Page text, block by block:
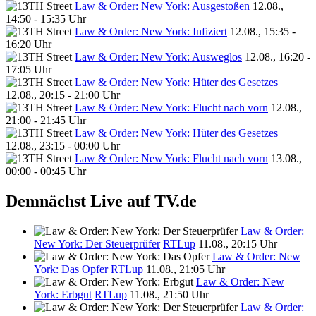
Law & Order: New York: Ausgestoßen 12.08.,
14:50 - 15:35 Uhr
Law & Order: New York: Infiziert 12.08., 15:35 -
16:20 Uhr
Law & Order: New York: Ausweglos 12.08., 16:20 -
17:05 Uhr
Law & Order: New York: Hüter des Gesetzes
12.08., 20:15 - 21:00 Uhr
Law & Order: New York: Flucht nach vorn 12.08.,
21:00 - 21:45 Uhr
Law & Order: New York: Hüter des Gesetzes
12.08., 23:15 - 00:00 Uhr
Law & Order: New York: Flucht nach vorn 13.08.,
00:00 - 00:45 Uhr
Demnächst Live auf TV.de
Law & Order:
New York: Der Steuerprüfer RTLup 11.08., 20:15 Uhr
Law & Order: New
York: Das Opfer RTLup 11.08., 21:05 Uhr
Law & Order: New
York: Erbgut RTLup 11.08., 21:50 Uhr
Law & Order: